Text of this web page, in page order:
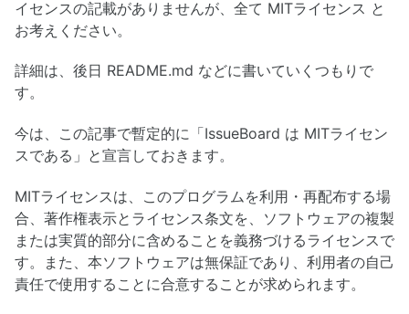
イセンスの記載がありませんが、全て MITライセンス と
お考えください。
詳細は、後日 README.md などに書いていくつもりで
す。
今は、この記事で暫定的に「IssueBoard は MITライセン
スである」と宣言しておきます。
MITライセンスは、このプログラムを利用・再配布する場
合、著作権表示とライセンス条文を、ソフトウェアの複製
または実質的部分に含めることを義務づけるライセンスで
す。また、本ソフトウェアは無保証であり、利用者の自己
責任で使用することに合意することが求められます。